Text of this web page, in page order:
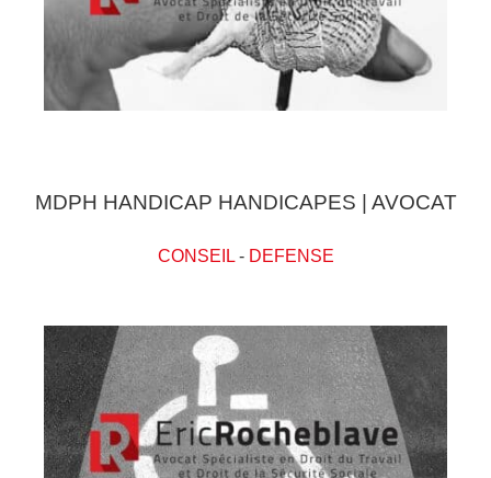
MDPH HANDICAP HANDICAPES | AVOCAT
CONSEIL- DEFENSE